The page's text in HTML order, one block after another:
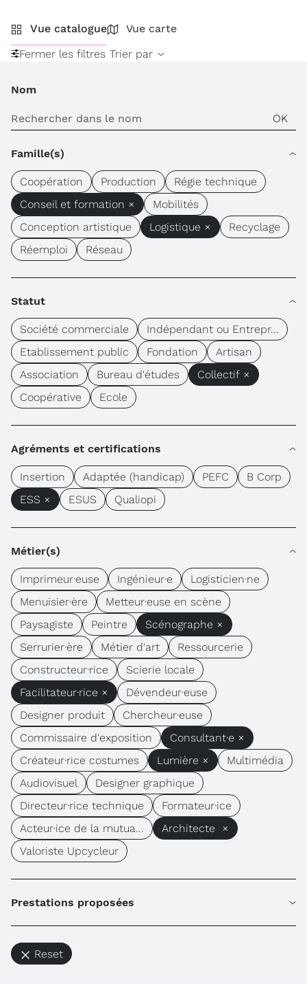
Vue catalogue
Vue carte
Fermer les filtres Trier par
Nom
Famille(s)
Coopération Production
Régie technique
Conseil et formation ×
Mobilités
Conception artistique
Logistique ×
Recyclage
Réemploi
Réseau
Statut
Société commerciale
Indépendant ou Entrepr...
Etablissement public
Fondation
Artisan
Association
Bureau d'études
Collectif ×
Coopérative
Ecole
Agréments et certifications
Insertion Adaptée (handicap) PEFC
B Corp
ESS ×
ESUS Qualiopi
Métier(s)
Imprimeur·euse Ingénieur·e
Logisticien·ne
Menuisier·ère
Metteur·euse en scène
Paysagiste
Peintre
Scénographe ×
Serrurier·ère
Métier d'art
Ressourcerie
Constructeur·rice
Scierie locale
Facilitateur·rice ×
Dévendeur·euse
Designer produit
Chercheur·euse
Commissaire d'exposition
Consultant·e ×
Créateur·rice costumes
Lumière ×
Multimédia
Audiovisuel
Designer graphique
Directeur·rice technique
Formateur·ice
Acteur·ice de la mutua...
Architecte ×
Valoriste Upcycleur
Prestations proposées
Reset